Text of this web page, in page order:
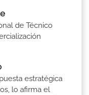
de Técnico
estratégica
lo afirma el